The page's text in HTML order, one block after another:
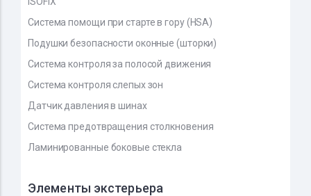
Система помощи при старте в гору (HSA)
Подушки безопасности оконные (шторки)
Система контроля за полосой движения
Система контроля слепых зон
Датчик давления в шинах
Система предотвращения столкновения
Ламинированные боковые стекла
Элементы экстерьера